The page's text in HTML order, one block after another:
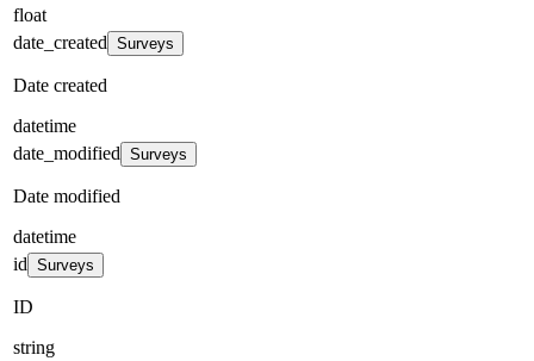
float
date_created Surveys
Date created
datetime
date_modified Surveys
Date modified
datetime
id Surveys
ID
string